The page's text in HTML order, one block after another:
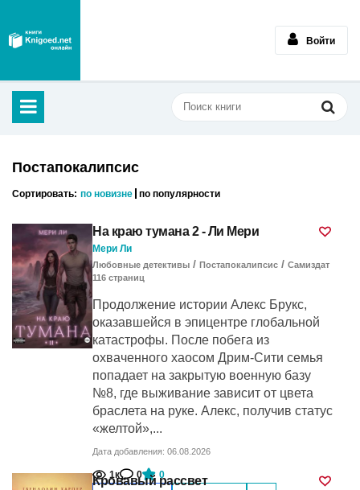
Войти
Постапокалипсис
Сортировать: по новизне по популярности
На краю тумана 2 - Ли Мери
Мери Ли
Любовные детективы / Постапокалипсис / Самиздат
116 cтраниц
Продолжение истории Алекс Брукс,
оказавшейся в эпицентре глобальной
катастрофы. После побега из
охваченного хаосом Дрим-Сити семья
попадает на закрытую военную базу
№8, где выживание зависит от цвета
браслета на руке. Алекс, получив статус
«желтой»,...
Дата добавления: 06.08.2026
1к 0 0
Кровавый рассвет